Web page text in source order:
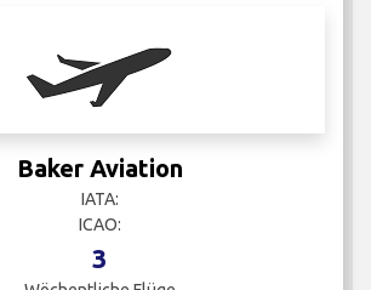
Baker Aviation
IATA:
ICAO:
3